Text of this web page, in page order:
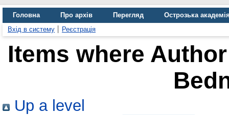
Головна Про архів Перегляд
Острозька
Вхід в систему
Реєстрація
Items where
Up a level